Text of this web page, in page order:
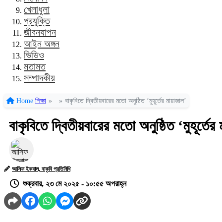
খেলাধুলা
প্রযুক্তি
জীবনযাপন
আইন অঙ্গন
ভিডিও
মতামত
সম্পাদকীয়
Home শিক্ষা » » বাকৃবিতে দ্বিতীয়বারের মতো অনুষ্ঠিত ‘মুহূর্তের মায়াজাল’
বাকৃবিতে দ্বিতীয়বারের মতো অনুষ্ঠিত ‘মুহূর্তের
আসিফ ইকবাল, বাকৃবি প্রতিনিধি
শুক্রবার, ২৩ মে ২০২৫ - ১০:৫৫ অপরাহ্ন